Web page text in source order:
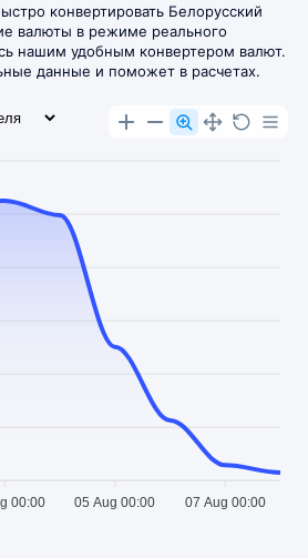
конвертировать Белорусский
валюты в режиме реального
нашим удобным конвертером валют.
данные и поможет в расчетах.
00:00 05 Aug 00:00 07 Aug 00:00